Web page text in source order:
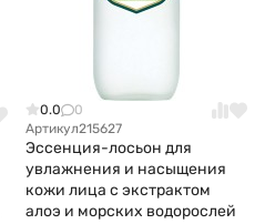
0.0
0
Артикул215627
Эссенция-лосьон для
увлажнения и насыщения
кожи лица с экстрактом
алоэ и морских водорослей